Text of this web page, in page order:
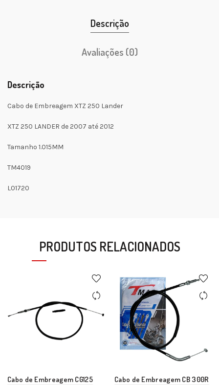
Descrição
Avaliações (0)
Descrição
Cabo de Embreagem XTZ 250 Lander
XTZ 250 LANDER de 2007 até 2012
Tamanho 1.015MM
TM4019
L01720
PRODUTOS RELACIONADOS
Cabo de Embreagem CG125
Cabo de Embreagem CB 300R